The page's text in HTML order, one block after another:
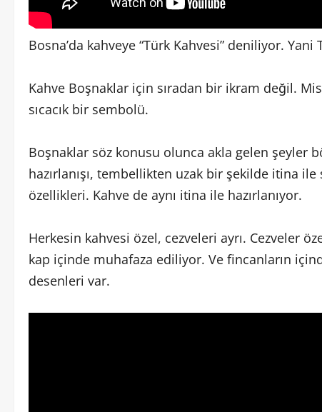
Bosna’da kahveye “Türk Kahvesi” deniliyor. Yani
Kahve Boşnaklar için sıradan bir ikram değil.
sıcacık bir sembolü.
Boşnaklar söz konusu olunca akla gelen şeyler
hazırlanışı, tembellikten uzak bir şekilde itina
özellikleri. Kahve de aynı itina ile hazırlanıyor.
Herkesin kahvesi özel, cezveleri ayrı. Cezveler
kap içinde muhafaza ediliyor. Ve fincanların
desenleri var.